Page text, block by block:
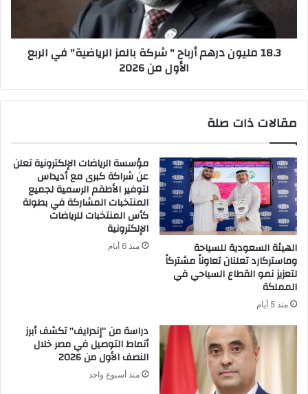
الرياضية"
في
الربع
18.3 مليون درهم أرباح " شركة بالمز الرياضية" في الربع
الأول من 2026
مقالات ذات صلة
الهيئة السعودية للسياحة
وماستركارد تعلنان تعاوناً مشتركاً
لتعزيز نمو القطاع السياحي في
المملكة
منذ 5 أيام
مؤسسة الرياضات الإلكترونية تعلن
عن شراكة كبرى مع أديداس
لتوفير الأطقم الرسمية لجميع
المنتخبات المشاركة في بطولة
كأس المنتخبات للرياضات
الإلكترونية
منذ 6 أيام
دراسة من “إندرايف” تكشف أبرز
أنماط التوصيل في مصر خلال
النصف الأول من 2026
منذ أسبوع واحد